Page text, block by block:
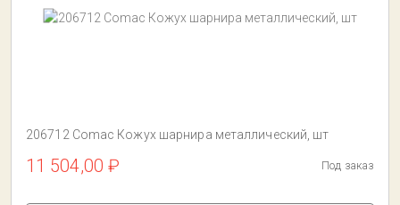
206712 Comac Кожух шарнира металлический, шт
11 504,00 ₽ Под заказ